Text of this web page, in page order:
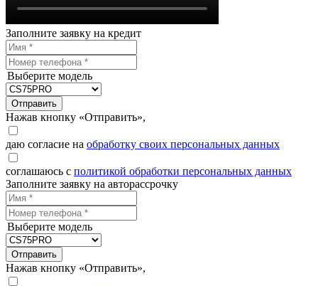
Заполните заявку на кредит
Выберите модель
Отправить
Нажав кнопку «Отправить»,
даю согласие на обработку своих персональных данных
соглашаюсь с политикой обработки персональных данных
Заполните заявку на авторассрочку
Выберите модель
Отправить
Нажав кнопку «Отправить»,